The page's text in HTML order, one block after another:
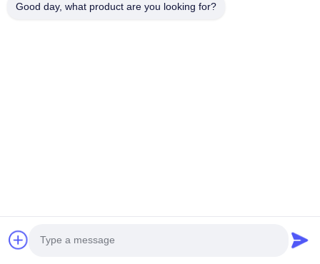
Good day, what product are you looking for?